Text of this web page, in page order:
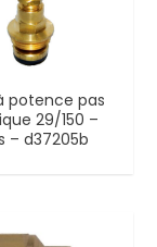
potence pas
29/150 –
– d37205b